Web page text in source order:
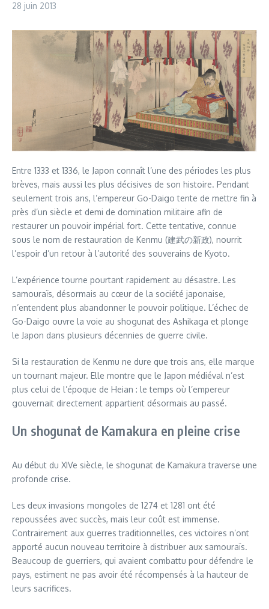
28 juin 2013
Entre 1333 et 1336, le Japon connaît l’une des périodes les plus
brèves, mais aussi les plus décisives de son histoire. Pendant
seulement trois ans, l’empereur Go-Daigo tente de mettre fin à
près d’un siècle et demi de domination militaire afin de
restaurer un pouvoir impérial fort. Cette tentative, connue
sous le nom de restauration de Kenmu (建武の新政), nourrit
l’espoir d’un retour à l’autorité des souverains de Kyoto.
L’expérience tourne pourtant rapidement au désastre. Les
samouraïs, désormais au cœur de la société japonaise,
n’entendent plus abandonner le pouvoir politique. L’échec de
Go-Daigo ouvre la voie au shogunat des Ashikaga et plonge
le Japon dans plusieurs décennies de guerre civile.
Si la restauration de Kenmu ne dure que trois ans, elle marque
un tournant majeur. Elle montre que le Japon médiéval n’est
plus celui de l’époque de Heian : le temps où l’empereur
gouvernait directement appartient désormais au passé.
Un shogunat de Kamakura en pleine crise
Au début du XIVe siècle, le shogunat de Kamakura traverse une
profonde crise.
Les deux invasions mongoles de 1274 et 1281 ont été
repoussées avec succès, mais leur coût est immense.
Contrairement aux guerres traditionnelles, ces victoires n’ont
apporté aucun nouveau territoire à distribuer aux samouraïs.
Beaucoup de guerriers, qui avaient combattu pour défendre le
pays, estiment ne pas avoir été récompensés à la hauteur de
leurs sacrifices.